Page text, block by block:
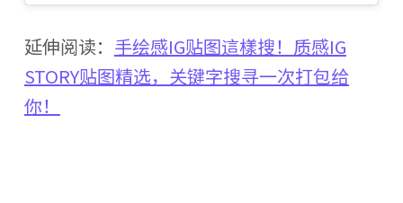
延伸阅读： 手绘感IG贴图這樣搜！质感IG
STORY贴图精选，关键字搜寻一次打包给
你！